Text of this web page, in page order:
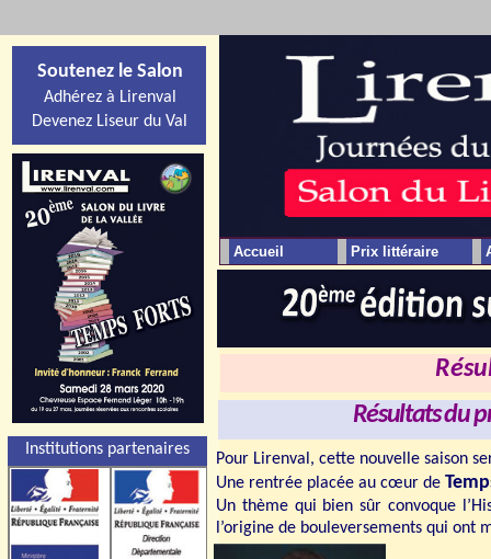
Résultats du
Pour Lirenval, cette nouvelle saison
Une rentrée placée au cœur de
Un thème qui bien sûr convoque
l’origine de bouleversements qui ont
Accueil Prix littéraire
Soutenez le Salon
Adhérez à Lirenval
Devenez Liseur du Val
Institutions partenaires